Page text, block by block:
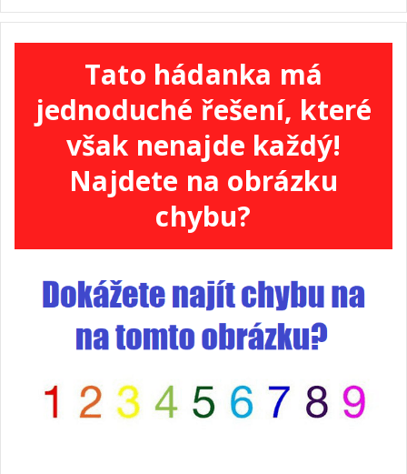
Tato hádanka má
jednoduché řešení, které
však nenajde každý!
Najdete na obrázku
chybu?